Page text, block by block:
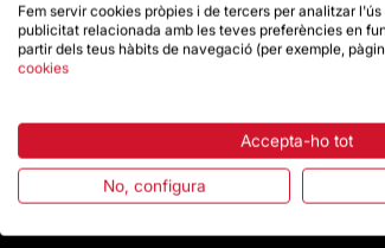
Fem servir cookies pròpies i de tercers per analitzar
publicitat relacionada amb les teves preferències en
partir dels teus hàbits de navegació (per exemple,
cookies
Accepta-ho tot
No, configura